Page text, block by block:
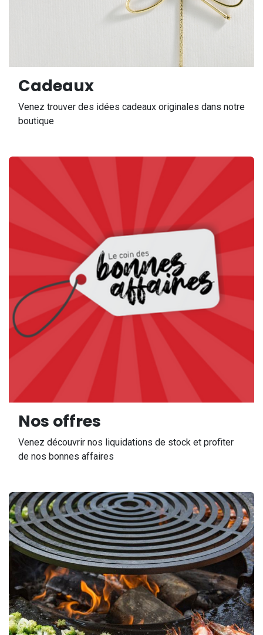
Cadeaux
Venez trouver des idées cadeaux originales dans notre
boutique
Nos offres
Venez découvrir nos liquidations de stock et profiter
de nos bonnes affaires